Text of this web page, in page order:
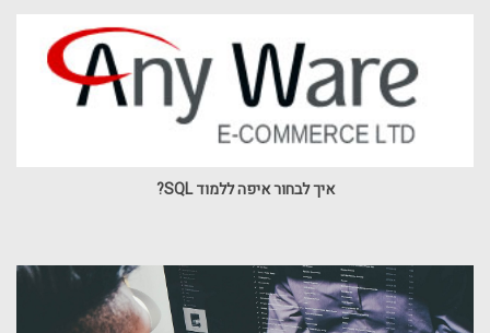
איך לבחור איפה ללמוד SQL?